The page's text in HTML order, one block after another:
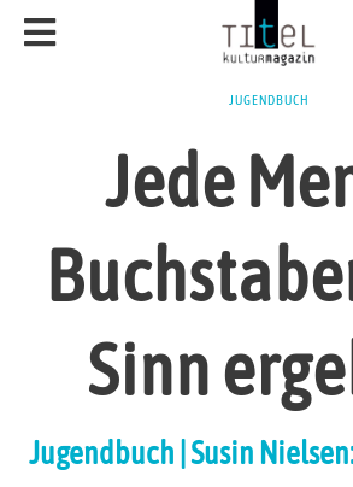
JUGENDBUCH
Jede
Sinn
Jugendbuch | Susin